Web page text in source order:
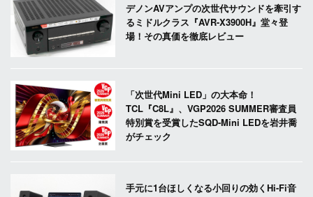
デノンAVアンプの次世代サウンドを牽引す
るミドルクラス『AVR-X3900H』堂々登
場！その真価を徹底レビュー
「次世代Mini LED」の大本命！
TCL『C8L』、VGP2026 SUMMER審査員
特別賞を受賞したSQD-Mini LEDを岩井喬
がチェック
手元に1台ほしくなる小回りの効くHi-Fi音